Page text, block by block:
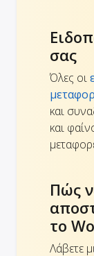
σας
Όλες οι
και
και
Πώς
το
Λάβετε